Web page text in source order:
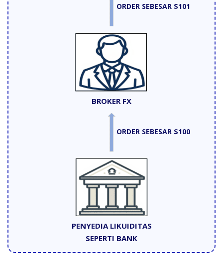
ORDER SEBESAR $101
BROKER FX
ORDER SEBESAR $100
PENYEDIA LIKUIDITAS
SEPERTI BANK